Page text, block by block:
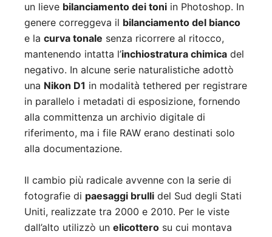
un lieve bilanciamento dei toni in Photoshop. In
genere correggeva il bilanciamento del bianco
e la curva tonale senza ricorrere al ritocco,
mantenendo intatta l’inchiostratura chimica del
negativo. In alcune serie naturalistiche adottò
una Nikon D1 in modalità tethered per registrare
in parallelo i metadati di esposizione, fornendo
alla committenza un archivio digitale di
riferimento, ma i file RAW erano destinati solo
alla documentazione.
Il cambio più radicale avvenne con la serie di
fotografie di paesaggi brulli del Sud degli Stati
Uniti, realizzate tra 2000 e 2010. Per le viste
dall’alto utilizzò un elicottero su cui montava